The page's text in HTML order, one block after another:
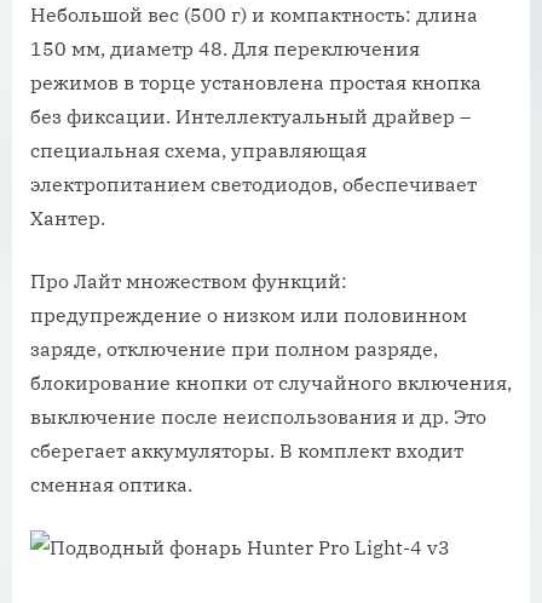
Небольшой вес (500 г) и компактность: длина
150 мм, диаметр 48. Для переключения
режимов в торце установлена простая кнопка
без фиксации. Интеллектуальный драйвер –
специальная схема, управляющая
электропитанием светодиодов, обеспечивает
Хантер.
Про Лайт множеством функций:
предупреждение о низком или половинном
заряде, отключение при полном разряде,
блокирование кнопки от случайного включения,
выключение после неиспользования и др. Это
сберегает аккумуляторы. В комплект входит
сменная оптика.